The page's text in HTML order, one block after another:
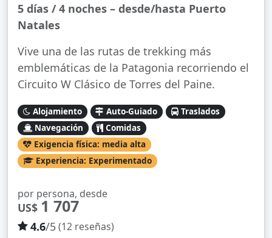
5 días / 4 noches – desde/hasta Puerto
Natales
Vive una de las rutas de trekking más
emblemáticas de la Patagonia recorriendo el
Circuito W Clásico de Torres del Paine.
Alojamiento Auto-Guiado
Traslados
Navegación
Comidas
Exigencia física: media alta
Experiencia: Experimentado
por persona, desde
US$ 1 707
4.6/5(12 reseñas)